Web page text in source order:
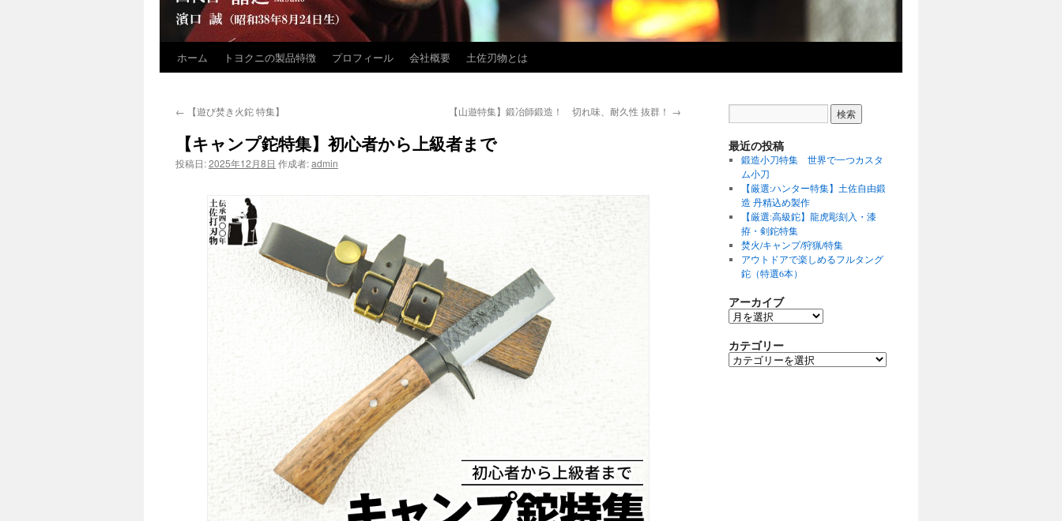
テ
ホーム トヨクニの製品特徴 プロフィール 会社概要 土佐刃物とは
← 【遊び焚き火鉈 特集】 【山遊特集】鍛冶師鍛造！ 切れ味、耐久性 抜群！ →
【キャンプ鉈特集】初心者から上級者まで
投稿日:2025年12月8日 作成者:admin
最近の投稿
鍛造小刀特集 世界で一つカスタ
ム小刀
【厳選:ハンター特集】土佐自由鍛
造 丹精込め製作
【厳選:高級鉈】龍虎彫刻入・漆
拵・剣鉈特集
焚火/キャンプ/狩猟/特集
アウトドアで楽しめるフルタング
鉈（特選6本）
アーカイブ
ア
カ
イ
カテゴリー
カ